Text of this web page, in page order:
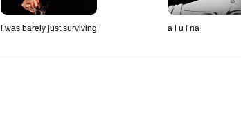
i was barely just surviving a l u i na